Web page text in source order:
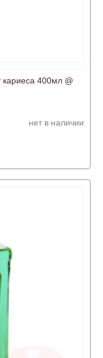
кариеса 400мл @
нет в наличии